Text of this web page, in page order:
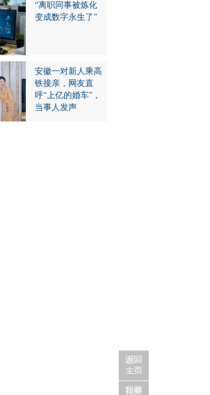
“离职同事被炼化
变成数字永生了”
安徽一对新人乘高
铁接亲，网友直
呼“上亿的婚车”，
当事人发声